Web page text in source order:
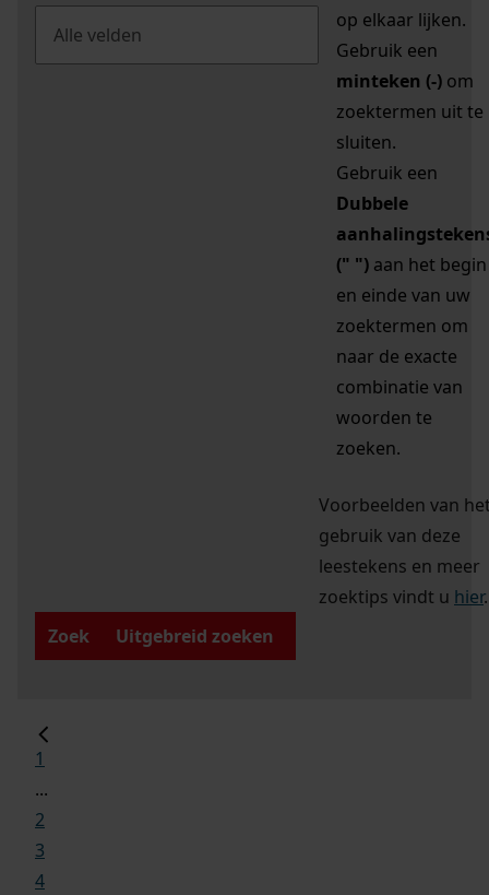
op elkaar lijken.
Gebruik een
minteken (-) om
zoektermen uit te
sluiten.
Gebruik een
Dubbele
(" ") aan het begin
en einde van uw
zoektermen om
naar de exacte
combinatie van
woorden te
zoeken.
Voorbeelden van
gebruik van deze
leestekens en meer
zoektips vindt u hier.
Zoek
Uitgebreid zoeken
1
...
2
3
4